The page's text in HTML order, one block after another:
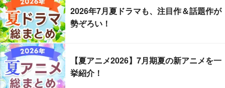
2026年7月夏ドラマも、注目作＆話題作が
勢ぞろい！
【夏アニメ2026】7月期夏の新アニメを一
挙紹介！